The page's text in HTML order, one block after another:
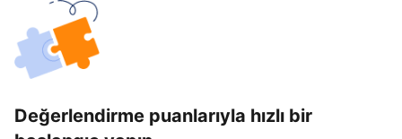
Değerlendirme puanlarıyla hızlı bir